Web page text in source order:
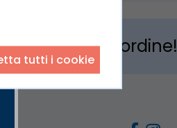
sul tuo primo ordine!
tutti i cookie